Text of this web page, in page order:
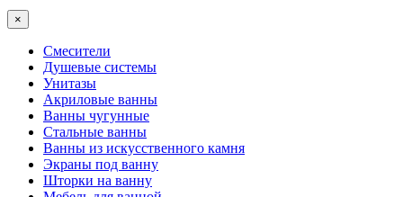
×
Смесители
Душевые системы
Унитазы
Акриловые ванны
Ванны чугунные
Стальные ванны
Ванны из искусственного камня
Экраны под ванну
Шторки на ванну